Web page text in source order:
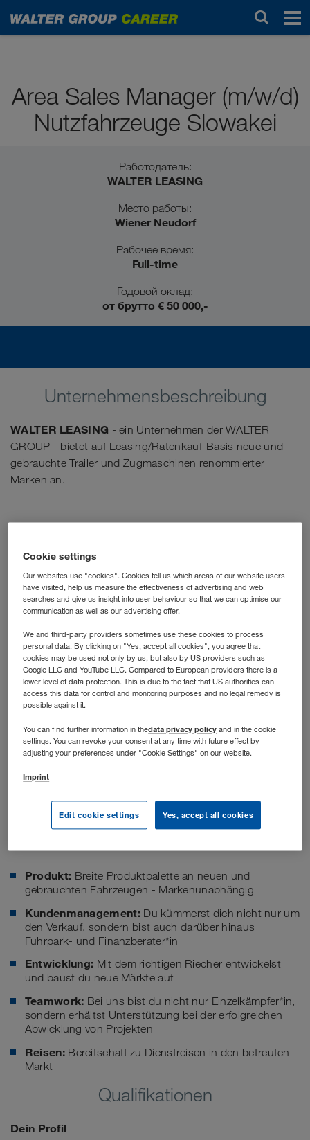
Профессионалы с опытом работы
Area Sales Manager (m/w/d)
Nutzfahrzeuge Slowakei
Работодатель:
WALTER LEASING
Место работы:
Wiener Neudorf
Рабочее время:
Full-time
Годовой оклад:
от брутто € 50 000,-
Unternehmensbeschreibung
WALTER LEASING - ein Unternehmen der WALTER
GROUP - bietet auf Leasing/Ratenkauf-Basis neue und
gebrauchte Trailer und Zugmaschinen renommierter
Marken an.
Stellenbeschreibung
Deine Aufgaben
bekannt. Deshalb möchten wir an dieser Stelle die
Was ist das Besondere im B2B Sales bei WALTER
Produkt: Breite Produktpalette an neuen und
gebrauchten Fahrzeugen - Markenunabhängig
Kundenmanagement:Du kümmerst dich nicht nur um
den Verkauf, sondern bist auch darüber hinaus
Fuhrpark- und Finanzberater*in
Entwicklung: Mit dem richtigen Riecher entwickelst
und baust du neue Märkte auf
Teamwork: Bei uns bist du nicht nur Einzelkämpfer*in,
sondern erhältst Unterstützung bei der erfolgreichen
Abwicklung von Projekten
Reisen:Bereitschaft zu Dienstreisen in den betreuten
Markt
Qualifikationen
Dein Profil
Cookie settings
Our websites use "cookies". Cookies tell us which areas of our website users
have visited, help us measure the effectiveness of advertising and web
searches and give us insight into user behaviour so that we can optimise our
communication as well as our advertising offer.
We and third-party providers sometimes use these cookies to process
personal data. By clicking on "Yes, accept all cookies", you agree that
cookies may be used not only by us, but also by US providers such as
Google LLC and YouTube LLC. Compared to European providers there is a
lower level of data protection. This is due to the fact that US authorities can
access this data for control and monitoring purposes and no legal remedy is
possible against it.
You can find further information in thedata privacy policy and in the cookie
settings. You can revoke your consent at any time with future effect by
adjusting your preferences under "Cookie Settings" on our website.
Imprint
Edit cookie settings Yes, accept all cookies